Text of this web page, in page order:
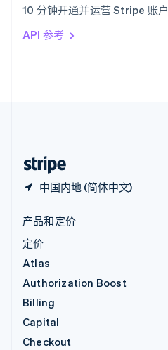
10 分钟开通并运营 Stripe 账户
API 参考
中国内地 (简体中文)
ItalianoEnglish
印度
English
产品和定价
定价
Atlas
Authorization Boost
Billing
Capital
Checkout